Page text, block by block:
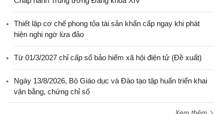
Thiết lập cơ chế phong tỏa tài sản khẩn cấp ngay khi phát
hiện nghi ngờ lừa đảo
Từ 01/3/2027 chỉ cấp sổ bảo hiểm xã hội điện tử (Đề xuất)
Ngày 13/8/2026, Bộ Giáo dục và Đào tạo tập huấn triển khai
văn bằng, chứng chỉ số